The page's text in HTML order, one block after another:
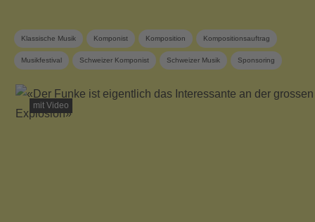
Klassische Musik Komponist Komposition Kompositionsauftrag
Musikfestival Schweizer Komponist Schweizer Musik Sponsoring
mit Video